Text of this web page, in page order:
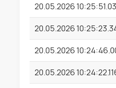
20.05.2026
20.05.2026
20.05.2026
20.05.2026